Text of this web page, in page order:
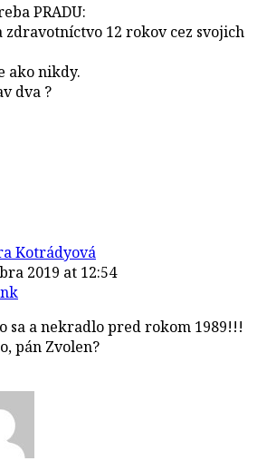
PRADU:
zdravotníctvo 12 rokov cez svojich
ako nikdy.
dva ?
Kotrádyová
2019 at 12:54
sa a nekradlo pred rokom 1989!!!
pán Zvolen?